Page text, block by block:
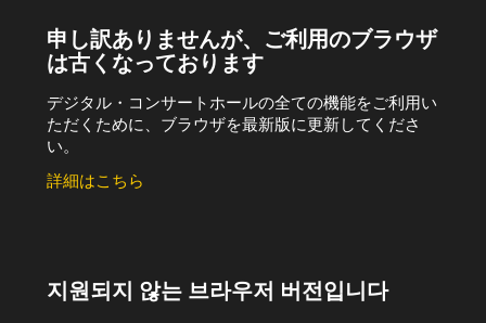
申し訳ありませんが、ご利用のブラウザ
は古くなっております
デジタル・コンサートホールの全ての機能をご利用い
ただくために、ブラウザを最新版に更新してくださ
い。
詳細はこちら
지원되지 않는 브라우저 버전입니다